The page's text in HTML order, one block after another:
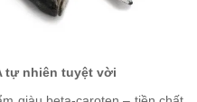
tự nhiên tuyệt vời